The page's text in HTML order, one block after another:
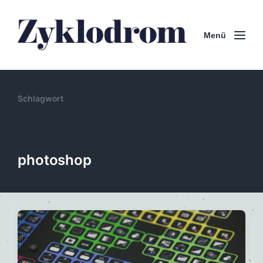
Menü
Schlagwort
photoshop